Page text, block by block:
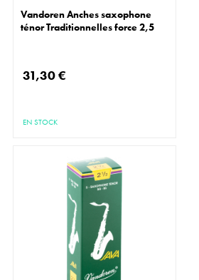
Vandoren Anches saxophone
ténor Traditionnelles force 2,5
31,30 €
EN STOCK